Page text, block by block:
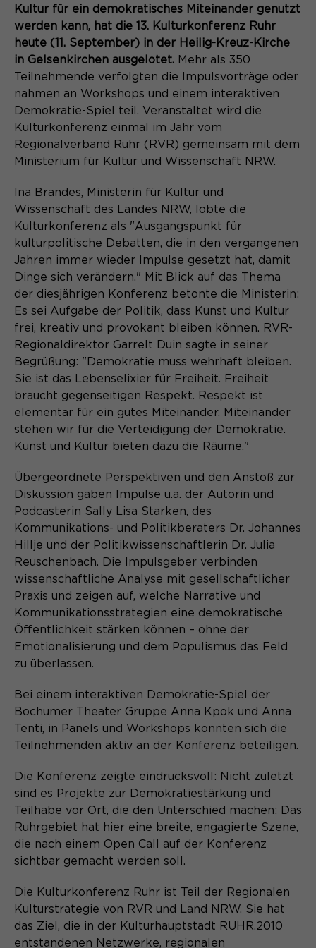
Zweck
Content Management System dieser
Webseite. Diese Basis-Cookies sind
Website angenehm und flüssig wird:
Sie ermöglichen es der Website, Sie
zu erkennen und somit Ihre Sitzung
offen zu halten. Es speichert bei
einem Benutzer-Login für einen
geschlossenen Bereich die Benutzer-
ID als verschlüsselten Wert (sog.
"hash-Wert") zum entsprechenden
Name PHPSESSID
Anbieter Session-Cookies
Laufzeit
Schließen des Browsers wieder
gelöscht.
PHPs Standard Sitzungs- Identifikation
(Formulare).
Name be_typo_user
Anbieter TYPO3
Laufzeit Ende der Sitzung
Zweck
angemeldet ist und die Rechte besitzt
diese zu verwalten.
Name cookie_optin
Laufzeit 1 Monat
Speichert den Zustimmungsstatus des
aktuellen Domäne.
Name _pk_id*
Anbieter Matomo
Laufzeit 13 Monate
Zweck
Dient zur anonymen
Wiedererkennung eines Besuchers.
Name _pk_ses*
Anbieter Matomo
Laufzeit 30 Minuten
Zweck
Speichert vorübergehend Daten der
aktuellen Sitzung.
Name _pk_ref.*
Anbieter Matomo
6 Monate
Zweck Speichert die Herkunft des Besuchers.
Name MATOMO_SESSID
Anbieter Matomo
Laufzeit Sitzung
Zweck
Temporäre Session-ID, ohne
personenbezogene Daten.
Cookie-Informationen
Aktivierung Mehrsprachigkeit
Diese Cookies ermöglichen die automatische
Übersetzung der Website-Inhalte durch GTranslate.
googtrans
Anbieter GTranslate Inc.
Zweck
Speichert die vom Nutzer gewählte
Sprache für die automatische
Übersetzung der Website.
Cookie-Informationen
Kultur für ein demokratisches Miteinander genutzt
werden kann, hat die 13. Kulturkonferenz Ruhr
heute (11. September) in der Heilig-Kreuz-Kirche
in Gelsenkirchen ausgelotet. Mehr als 350
Teilnehmende verfolgten die Impulsvorträge oder
nahmen an Workshops und einem interaktiven
Demokratie-Spiel teil. Veranstaltet wird die
Kulturkonferenz einmal im Jahr vom
Regionalverband Ruhr (RVR) gemeinsam mit dem
Ministerium für Kultur und Wissenschaft NRW.
Ina Brandes, Ministerin für Kultur und
Wissenschaft des Landes NRW, lobte die
Kulturkonferenz als "Ausgangspunkt für
kulturpolitische Debatten, die in den vergangenen
Jahren immer wieder Impulse gesetzt hat, damit
Dinge sich verändern." Mit Blick auf das Thema
der diesjährigen Konferenz betonte die Ministerin:
Es sei Aufgabe der Politik, dass Kunst und Kultur
frei, kreativ und provokant bleiben können. RVR-
Regionaldirektor Garrelt Duin sagte in seiner
Begrüßung: "Demokratie muss wehrhaft bleiben.
Sie ist das Lebenselixier für Freiheit. Freiheit
braucht gegenseitigen Respekt. Respekt ist
elementar für ein gutes Miteinander. Miteinander
stehen wir für die Verteidigung der Demokratie.
Kunst und Kultur bieten dazu die Räume."
Übergeordnete Perspektiven und den Anstoß zur
Diskussion gaben Impulse u.a. der Autorin und
Podcasterin Sally Lisa Starken, des
Kommunikations- und Politikberaters Dr. Johannes
Hillje und der Politikwissenschaftlerin Dr. Julia
Reuschenbach. Die Impulsgeber verbinden
wissenschaftliche Analyse mit gesellschaftlicher
Praxis und zeigen auf, welche Narrative und
Kommunikationsstrategien eine demokratische
Öffentlichkeit stärken können – ohne der
Emotionalisierung und dem Populismus das Feld
zu überlassen.
Bei einem interaktiven Demokratie-Spiel der
Bochumer Theater Gruppe Anna Kpok und Anna
Tenti, in Panels und Workshops konnten sich die
Teilnehmenden aktiv an der Konferenz beteiligen.
Die Konferenz zeigte eindrucksvoll: Nicht zuletzt
sind es Projekte zur Demokratiestärkung und
Teilhabe vor Ort, die den Unterschied machen: Das
Ruhrgebiet hat hier eine breite, engagierte Szene,
die nach einem Open Call auf der Konferenz
sichtbar gemacht werden soll.
Die Kulturkonferenz Ruhr ist Teil der Regionalen
Kulturstrategie von RVR und Land NRW. Sie hat
das Ziel, die in der Kulturhauptstadt RUHR.2010
entstandenen Netzwerke, regionalen